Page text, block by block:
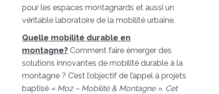
pour les espaces montagnards et aussi un
véritable laboratoire de la mobilité urbaine.
Quelle mobilité durable en
montagne? Comment faire émerger des
solutions innovantes de mobilité durable à la
montagne ? C’est l’objectif de l’appel à projets
baptisé « Mo2 – Mobilité & Montagne ». Cet